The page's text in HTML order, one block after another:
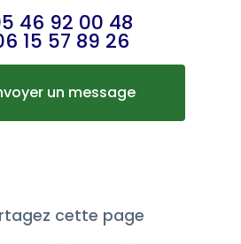
46 92 00 48
15 57 89 26
un message
cette page